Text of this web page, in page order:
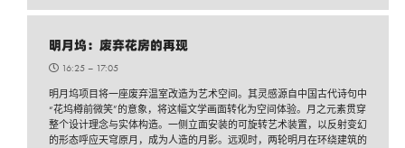
明月坞：废弃花房的再现
16:25 – 17:05
明月坞项目将一座废弃温室改造为艺术空间。其灵感源自中国古代诗句中
“花坞樽前微笑”的意象，将这幅文学画面转化为空间体验。月之元素贯穿
整个设计理念与实体构造。一侧立面安装的可旋转艺术装置，以反射变幻
的形态呼应天穹原月，成为人造的月影。远观时，两轮明月在环绕建筑的